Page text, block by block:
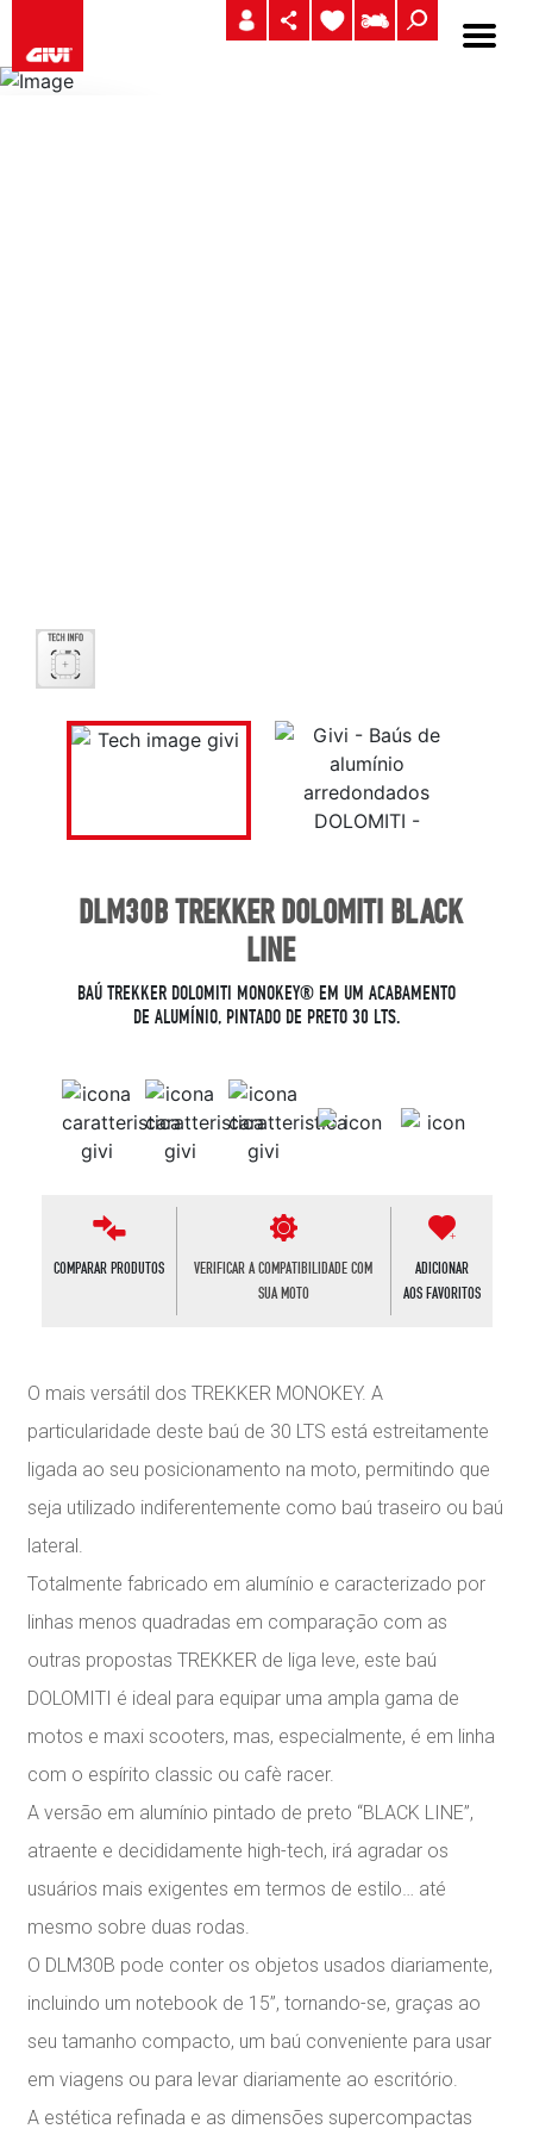
DLM30B TREKKER DOLOMITI BLACK
LINE
BAÚ TREKKER DOLOMITI MONOKEY® EM UM ACABAMENTO
DE ALUMÍNIO, PINTADO DE PRETO 30 LTS.
COMPARAR PRODUTOS
VERIFICAR A COMPATIBILIDADE COM
SUA MOTO
ADICIONAR
AOS FAVORITOS
O mais versátil dos TREKKER MONOKEY. A
particularidade deste baú de 30 LTS está estreitamente
ligada ao seu posicionamento na moto, permitindo que
seja utilizado indiferentemente como baú traseiro ou baú
lateral.
Totalmente fabricado em alumínio e caracterizado por
linhas menos quadradas em comparação com as
outras propostas TREKKER de liga leve, este baú
DOLOMITI é ideal para equipar uma ampla gama de
motos e maxi scooters, mas, especialmente, é em linha
com o espírito classic ou cafè racer.
A versão em alumínio pintado de preto “BLACK LINE”,
atraente e decididamente high-tech, irá agradar os
usuários mais exigentes em termos de estilo… até
mesmo sobre duas rodas.
O DLM30B pode conter os objetos usados diariamente,
incluindo um notebook de 15”, tornando-se, graças ao
seu tamanho compacto, um baú conveniente para usar
em viagens ou para levar diariamente ao escritório.
A estética refinada e as dimensões supercompactas